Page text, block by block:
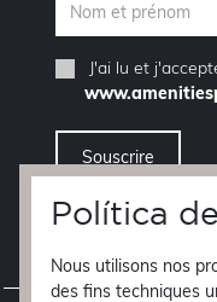
J'ai lu et
Je veux me
Política
Nous utilisons nos
des fins techniques